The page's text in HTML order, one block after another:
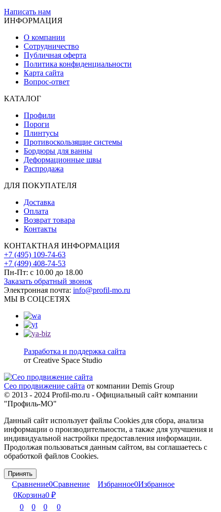
Написать нам
ИНФОРМАЦИЯ
О компании
Сотрудничество
Публичная оферта
Политика конфиденциальности
Карта сайта
Вопрос-ответ
КАТАЛОГ
Профили
Пороги
Плинтусы
Противоскользящие системы
Бордюры для ванны
Деформационные швы
Распродажа
ДЛЯ ПОКУПАТЕЛЯ
Доставка
Оплата
Возврат товара
Контакты
КОНТАКТНАЯ ИНФОРМАЦИЯ
+7 (495) 109-74-63
+7 (499) 408-74-53
Пн-Пт: с 10.00 до 18.00
Заказать обратный звонок
Электронная почта: info@profil-mo.ru
МЫ В СОЦСЕТЯХ
Разработка и поддержка сайта
от Creative Space Studio
Сео продвижение сайта от компании Demis Group
© 2013 - 2024 Profil-mo.ru - Официальный сайт компании
"Профиль-МО"
Данный сайт использует файлы Cookies для сбора, анализа
информации о производительности, а также для улучшения и
индивидуальной настройки предоставления информации.
Продолжая пользоваться данным сайтом, вы соглашаетесь с
обработкой файлов Cookies.
Принять
Сравнение0Сравнение Избранное0Избранное
0Корзина0 ₽
0
0 0 0